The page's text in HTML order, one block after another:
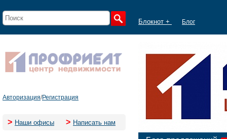
Блокнот + Блог
Авторизация/Регистрация
> Наши офисы > Написать нам